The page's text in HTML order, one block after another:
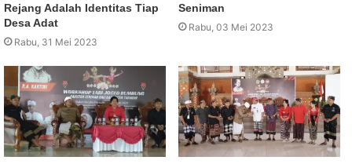
Rejang Adalah Identitas Tiap
Desa Adat
Rabu, 31 Mei 2023
Seniman
Rabu, 03 Mei 2023